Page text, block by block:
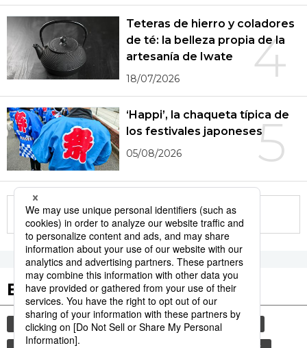
4
Teteras de hierro y coladores
de té: la belleza propia de la
artesanía de Iwate
18/07/2026
5
‘Happi’, la chaqueta típica de
los festivales japoneses
05/08/2026
More in this series
Etiquetas destacadas
cultura sociedad gastronomía
vida